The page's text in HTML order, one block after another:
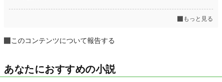
もっと見る
このコンテンツについて報告する
あなたにおすすめの小説